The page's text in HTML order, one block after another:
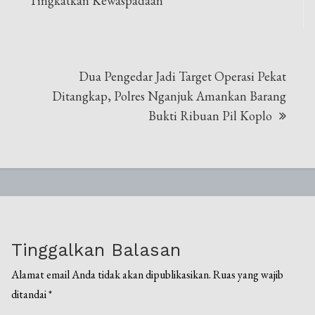
Dua Pengedar Jadi Target Operasi Pekat
Ditangkap, Polres Nganjuk Amankan Barang
Bukti Ribuan Pil Koplo
Tinggalkan Balasan
Alamat email Anda tidak akan dipublikasikan. Ruas yang wajib
ditandai*